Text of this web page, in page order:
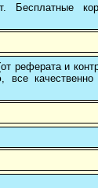
реферата и
все